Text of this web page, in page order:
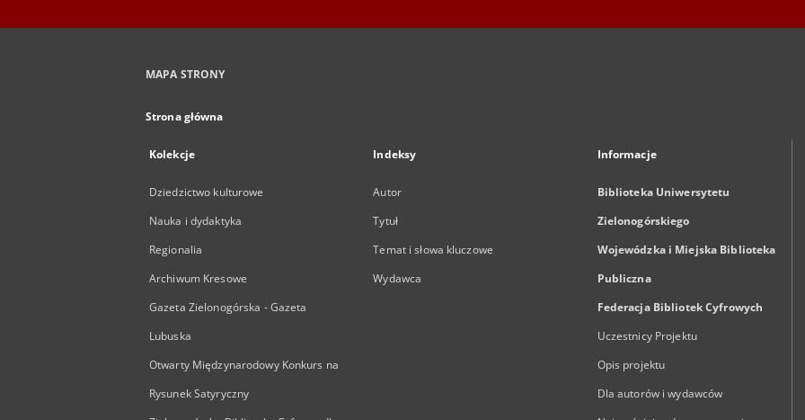
MAPA STRONY
Strona główna
Kolekcje
Dziedzictwo kulturowe
Nauka i dydaktyka
Regionalia
Archiwum Kresowe
Gazeta Zielonogórska - Gazeta
Lubuska
Otwarty Międzynarodowy Konkurs na
Rysunek Satyryczny
Indeksy
Autor
Tytuł
Temat i słowa kluczowe
Wydawca
Informacje
Biblioteka Uniwersytetu
Zielonogórskiego
Wojewódzka i Miejska Biblioteka
Publiczna
Federacja Bibliotek Cyfrowych
Uczestnicy Projektu
Opis projektu
Dla autorów i wydawców